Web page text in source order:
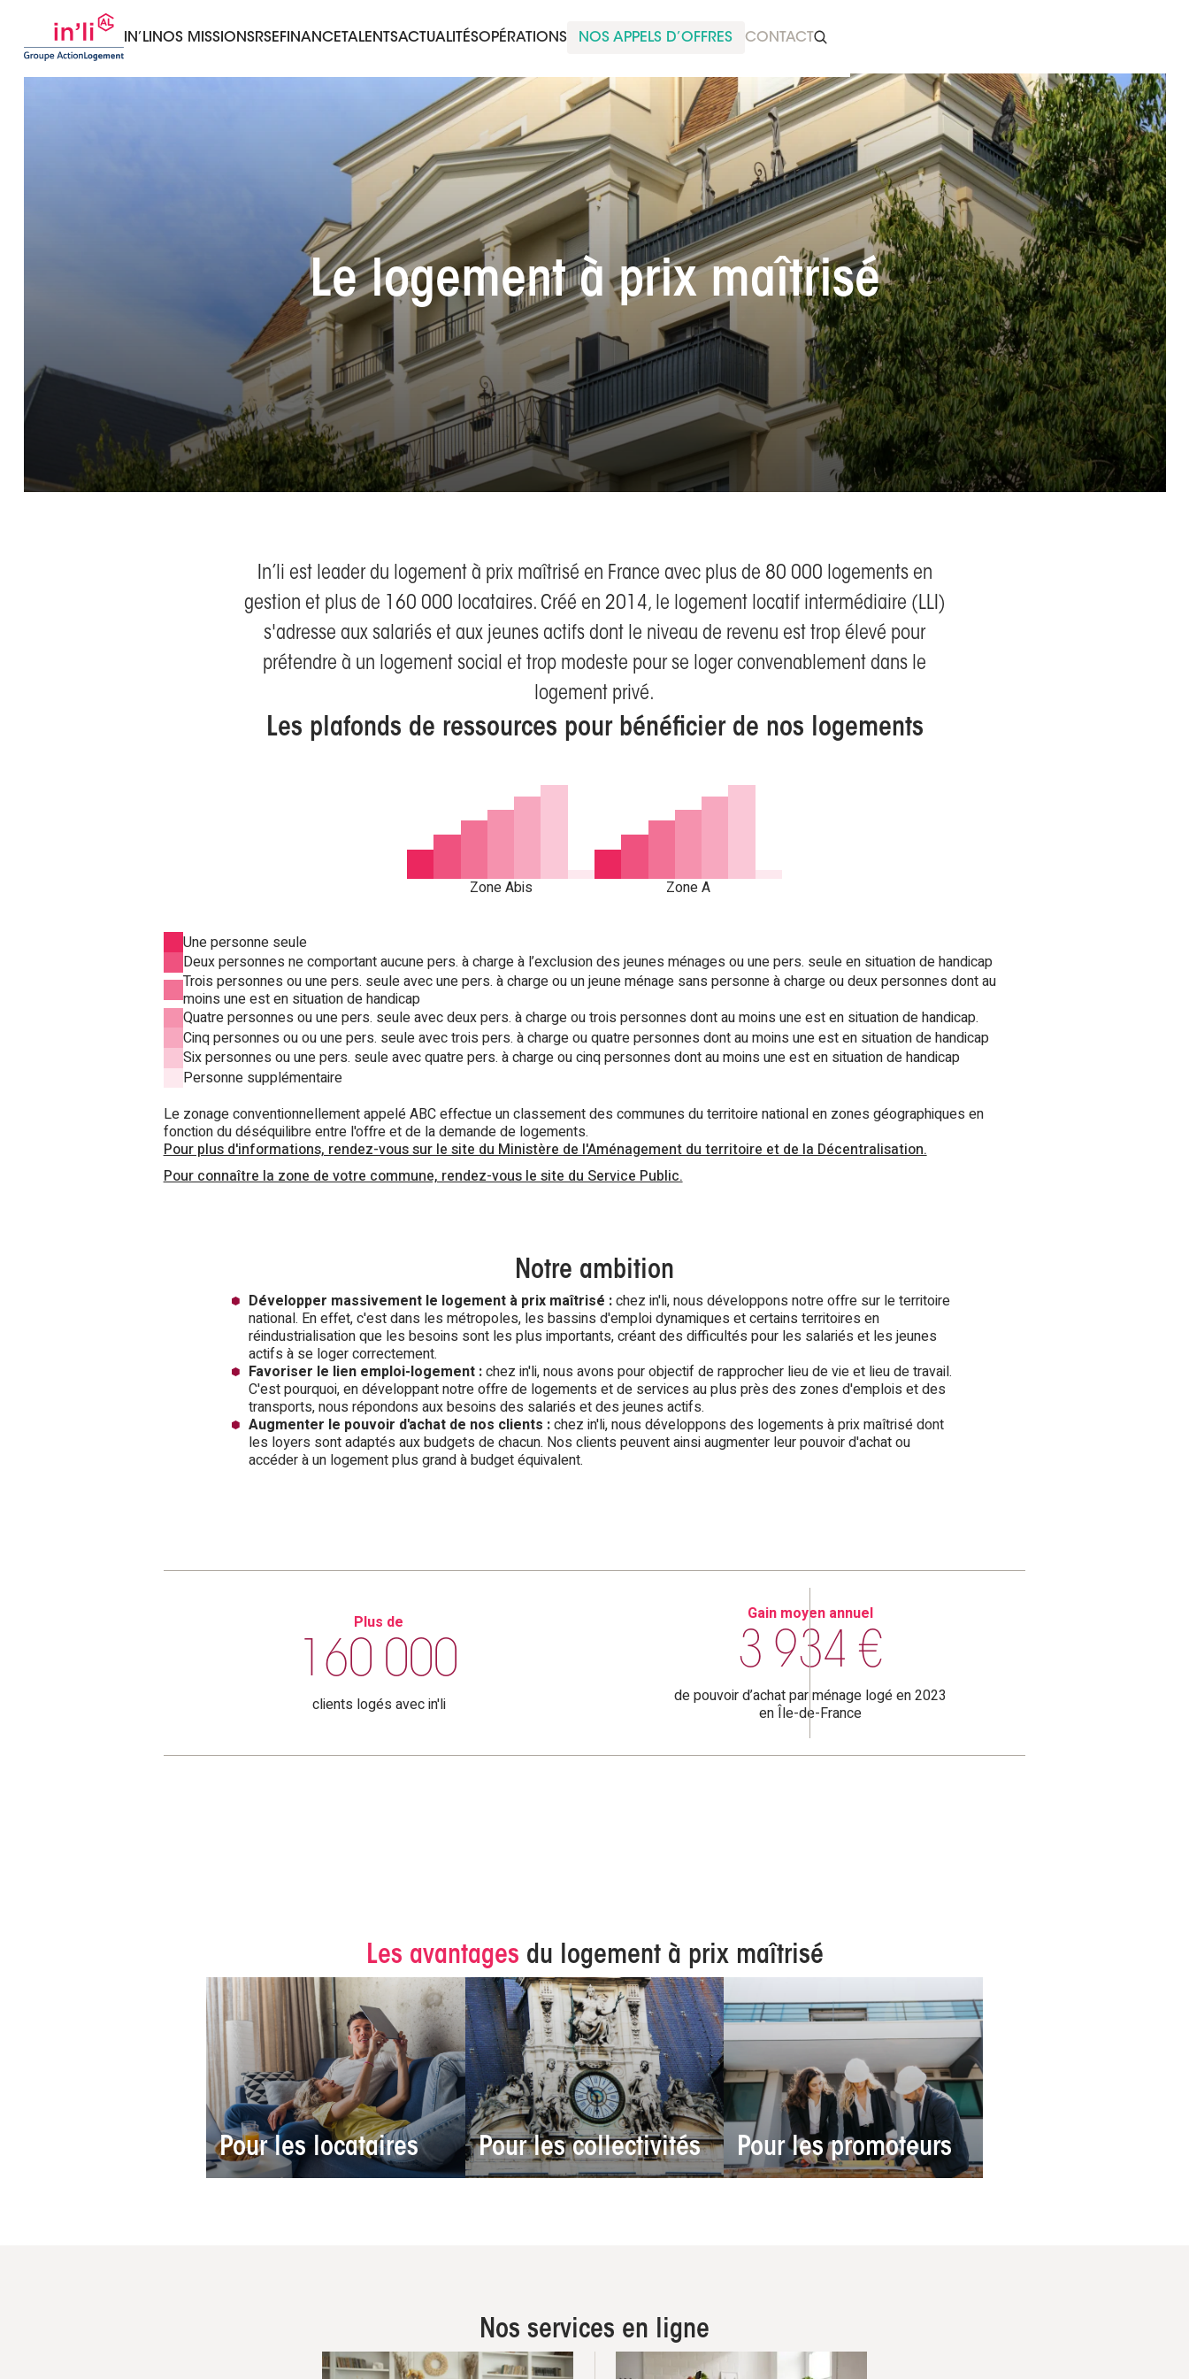
IN’LI NOS MISSIONS RSE FINANCE TALENTSACTUALITÉSOPÉRATIONS NOS APPELS D’OFFRES CONTACT
Le logement à prix maîtrisé
In’li est leader du logement à prix maîtrisé en France avec plus de 80 000 logements en
gestion et plus de 160 000 locataires. Créé en 2014, le logement locatif intermédiaire (LLI)
s'adresse aux salariés et aux jeunes actifs dont le niveau de revenu est trop élevé pour
prétendre à un logement social et trop modeste pour se loger convenablement dans le
logement privé.
Les plafonds de ressources pour bénéficier de nos logements
Zone Abis Zone A
Une personne seule
Deux personnes ne comportant aucune pers. à charge à l’exclusion des jeunes ménages ou une pers. seule en situation de handicap
Trois personnes ou une pers. seule avec une pers. à charge ou un jeune ménage sans personne à charge ou deux personnes dont au
moins une est en situation de handicap
Quatre personnes ou une pers. seule avec deux pers. à charge ou trois personnes dont au moins une est en situation de handicap.
Cinq personnes ou ou une pers. seule avec trois pers. à charge ou quatre personnes dont au moins une est en situation de handicap
Six personnes ou une pers. seule avec quatre pers. à charge ou cinq personnes dont au moins une est en situation de handicap
Personne supplémentaire
Le zonage conventionnellement appelé ABC effectue un classement des communes du territoire national en zones géographiques en
fonction du déséquilibre entre l'offre et de la demande de logements.
Pour plus d'informations, rendez-vous sur le site du Ministère de l'Aménagement du territoire et de la Décentralisation.
Pour connaître la zone de votre commune, rendez-vous le site du Service Public.
Notre ambition
Développer massivement le logement à prix maîtrisé :chez in'li, nous développons notre offre sur le territoire
national. En effet, c'est dans les métropoles, les bassins d'emploi dynamiques et certains territoires en
réindustrialisation que les besoins sont les plus importants, créant des difficultés pour les salariés et les jeunes
actifs à se loger correctement.
Favoriser le lien emploi-logement :chez in'li, nous avons pour objectif de rapprocher lieu de vie et lieu de travail.
C'est pourquoi, en développant notre offre de logements et de services au plus près des zones d'emplois et des
transports, nous répondons aux besoins des salariés et des jeunes actifs.
Augmenter le pouvoir d'achat de nos clients :chez in'li, nous développons des logements à prix maîtrisé dont
les loyers sont adaptés aux budgets de chacun. Nos clients peuvent ainsi augmenter leur pouvoir d'achat ou
accéder à un logement plus grand à budget équivalent.
Plus de
160 000
clients logés avec in'li
Gain moyen annuel
3 934 €
de pouvoir d’achat par ménage logé en 2023
en Île-de-France
Les avantages du logement à prix maîtrisé
Pour les locataires Pour les collectivités Pour les promoteurs
Nos services en ligne